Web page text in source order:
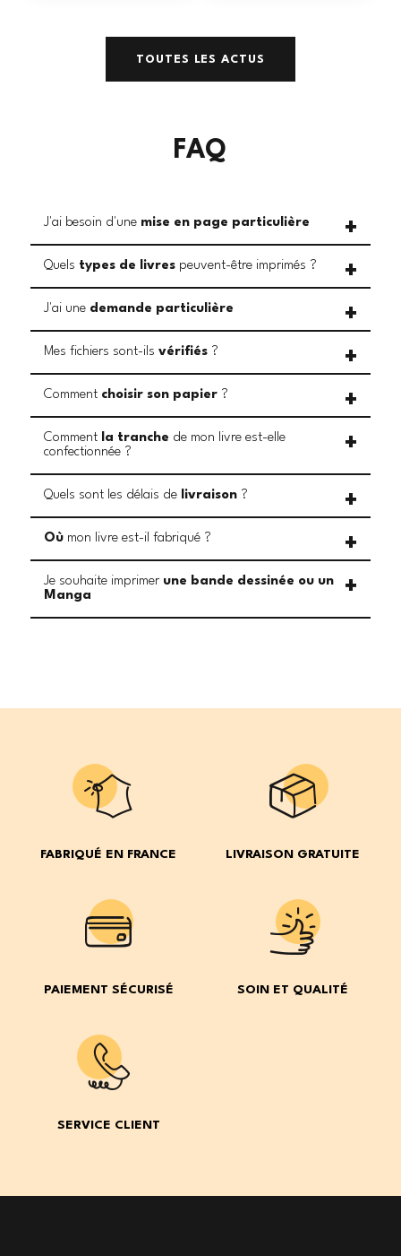
TOUTES LES ACTUS
FAQ
J'ai besoin d'une mise en page particulière
Quels types de livrespeuvent-être imprimés ?
J'ai une demande particulière
Mes fichiers sont-ils vérifiés?
Comment choisir son papier?
Comment la tranche de mon livre est-elle
confectionnée ?
Quels sont les délais de livraison?
Oùmon livre est-il fabriqué ?
Je souhaite imprimer une bande dessinée ou un
Manga
FABRIQUÉ EN FRANCE LIVRAISON GRATUITE
PAIEMENT SÉCURISÉ SOIN ET QUALITÉ
SERVICE CLIENT